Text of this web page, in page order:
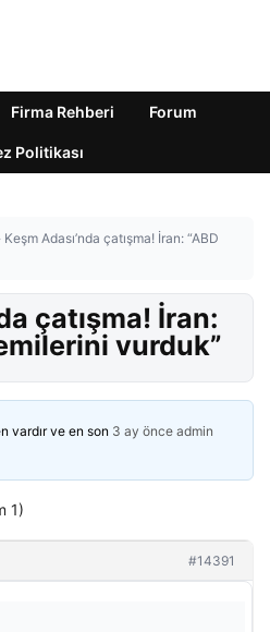
Firma Rehberi Forum
Politikası
Keşm Adası’nda çatışma! İran: “ABD
çatışma! İran:
vurduk”
vardır ve en son 3 ay önce admin
1)
#14391